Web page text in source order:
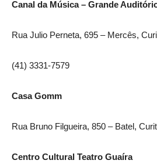
Canal da Música – Grande
Rua Julio Perneta, 695 – Mercês,
(41) 3331-7579
Casa Gomm
Rua Bruno Filgueira, 850 – Batel,
Centro Cultural Teatro Guaíra